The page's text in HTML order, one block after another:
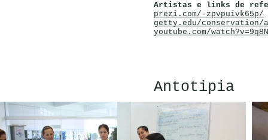
Artistas e links de
prezi.com/-zpvpuivk65p/
getty.edu/conservation/
youtube.com/
Antotipia